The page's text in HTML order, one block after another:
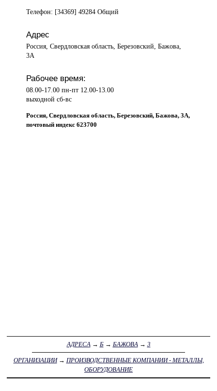
Телефон: [34369] 49284 Общий
Адрес
Россия, Свердловская область, Березовский, Бажова,
3А
Рабочее время:
08.00-17.00 пн-пт 12.00-13.00
выходной сб-вс
Россия, Свердловская область, Березовский, Бажова, 3А,
почтовый индекс 623700
АДРЕСА→ Б→ БАЖОВА→ 3
ОРГАНИЗАЦИИ→ ПРОИЗВОДСТВЕННЫЕ КОМПАНИИ - МЕТАЛЛЫ,
ОБОРУДОВАНИЕ